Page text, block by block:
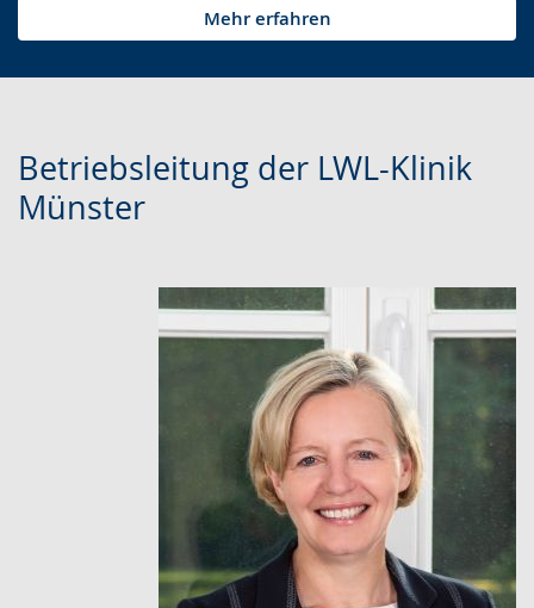
Mehr erfahren
Betriebsleitung der LWL-Klinik
Münster